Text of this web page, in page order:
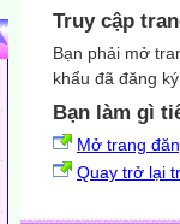
Truy cập
Bạn phải mở
khẩu đã đăng
Bạn làm gì
Mở trang
Quay trở lại